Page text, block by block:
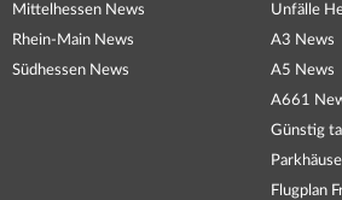
Mittelhessen News
Rhein-Main News
Südhessen News
Unfälle
A3 News
A5 News
A661
Günstig
Flugplan